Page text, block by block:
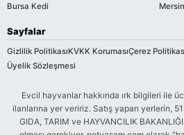
Bursa Kedi
Sayfalar
Gizlilik PolitikasıKVKK KorumasıÇerez
Üyelik Sözleşmesi
Evcil hayvanlar hakkında ırk bilgileri ile
ilanlarına yer veririz. Satış yapan yerlerin,
GIDA, TARIM ve HAYVANCILIK